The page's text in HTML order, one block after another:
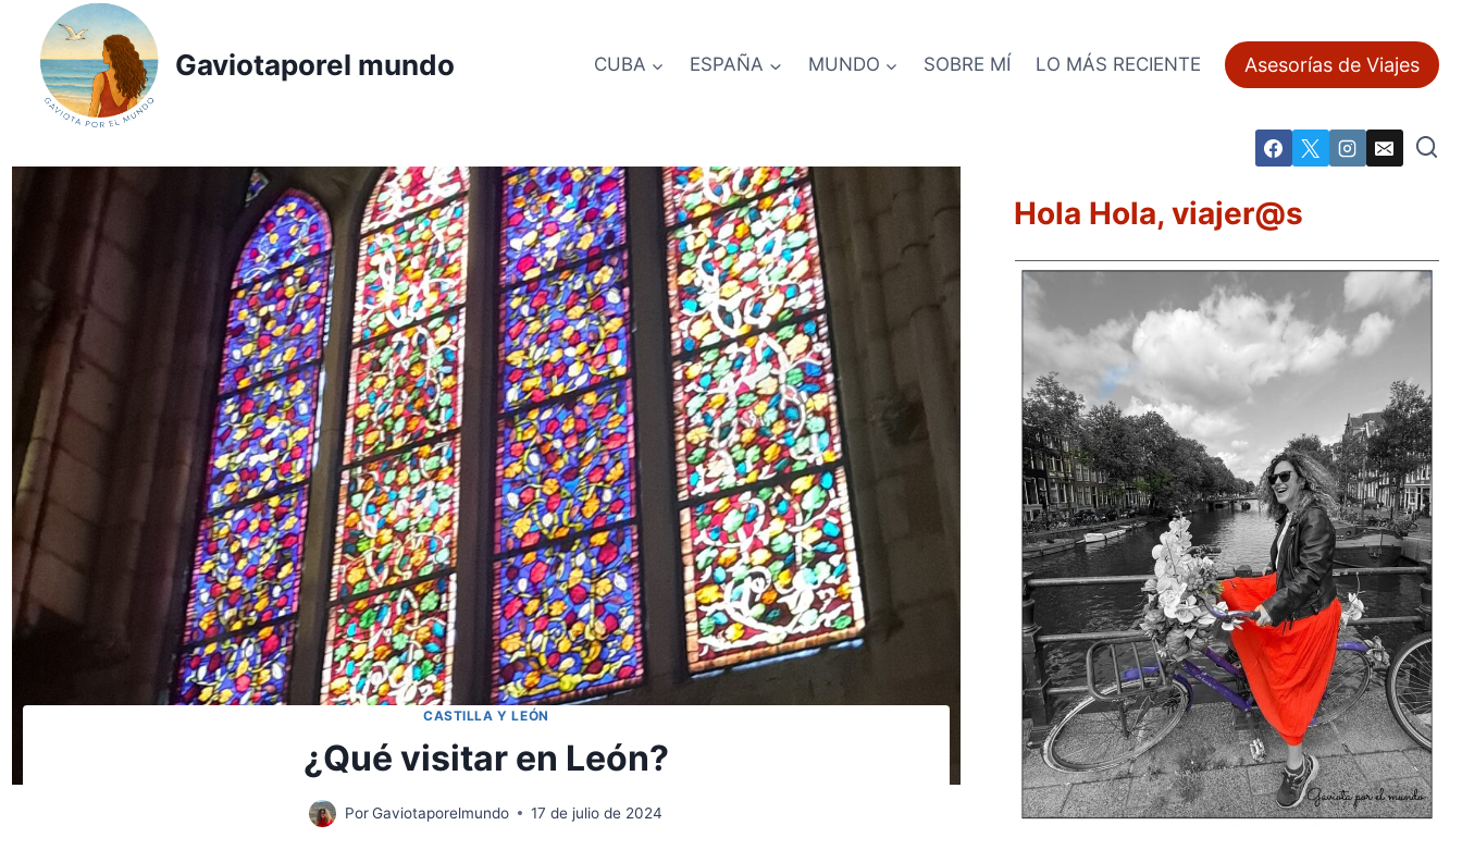
contenido
Gaviotaporel mundo CUBA ESPAÑA MUNDO SOBRE MÍ LO MÁS RECIENTE Asesorías de Viajes
CASTILLA Y LEÓN
¿Qué visitar en León?
Por Gaviotaporelmundo 17 de julio de 2024
Hola Hola, viajer@s